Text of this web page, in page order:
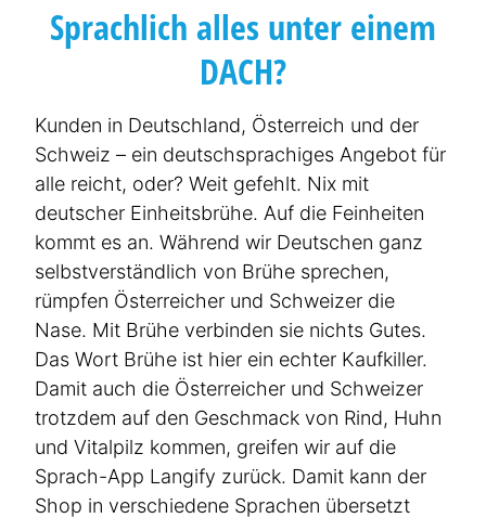
Sprachlich alles unter einem
DACH?
Kunden in Deutschland, Österreich und der
Schweiz – ein deutsch­spra­chiges Angebot für
alle reicht, oder? Weit gefehlt. Nix mit
deutscher Einheits­brühe. Auf die Feinheiten
kommt es an. Während wir Deutschen ganz
selbst­ver­ständlich von Brühe sprechen,
rümpfen Öster­reicher und Schweizer die
Nase. Mit Brühe verbinden sie nichts Gutes.
Das Wort Brühe ist hier ein echter Kaufkiller.
Damit auch die Öster­reicher und Schweizer
trotzdem auf den Geschmack von Rind, Huhn
und Vitalpilz kommen, greifen wir auf die
Sprach-App Langify zurück. Damit kann der
Shop in verschiedene Sprachen übersetzt